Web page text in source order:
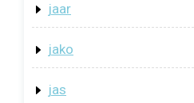
jaar
jako
jas